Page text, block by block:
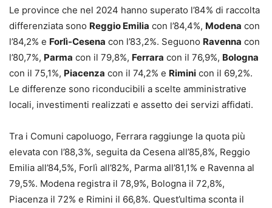
Le province che nel 2024 hanno superato l’84% di raccolta
differenziata sono Reggio Emilia con l’84,4%, Modena con
l’84,2% e Forlì-Cesena con l’83,2%. Seguono Ravenna con
l’80,7%, Parma con il 79,8%, Ferrara con il 76,9%, Bologna
con il 75,1%, Piacenza con il 74,2% e Rimini con il 69,2%.
Le differenze sono riconducibili a scelte amministrative
locali, investimenti realizzati e assetto dei servizi affidati.
Tra i Comuni capoluogo, Ferrara raggiunge la quota più
elevata con l’88,3%, seguita da Cesena all’85,8%, Reggio
Emilia all’84,5%, Forlì all’82%, Parma all’81,1% e Ravenna al
79,5%. Modena registra il 78,9%, Bologna il 72,8%,
Piacenza il 72% e Rimini il 66,8%. Quest’ultima sconta il